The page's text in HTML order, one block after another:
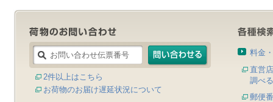
2件以上はこちら
お荷物のお届け遅延状況について
料金
直営
調べる
郵便